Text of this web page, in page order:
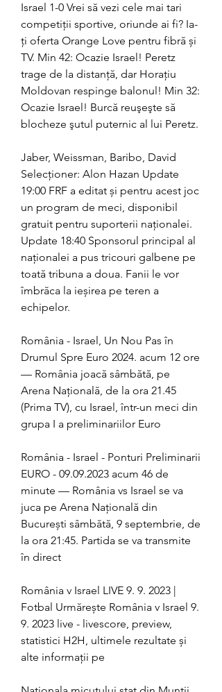
Israel 1-0 Vrei să vezi cele mai tari
competiții sportive, oriunde ai fi? Ia-
ți oferta Orange Love pentru fibră și
TV. Min 42: Ocazie Israel! Peretz
trage de la distanţă, dar Horaţiu
Moldovan respinge balonul! Min 32:
Ocazie Israel! Burcă reuşeşte să
blocheze şutul puternic al lui Peretz.
Jaber, Weissman, Baribo, David
Selecționer: Alon Hazan Update
19:00 FRF a editat și pentru acest joc
un program de meci, disponibil
gratuit pentru suporterii naționalei.
Update 18:40 Sponsorul principal al
naționalei a pus tricouri galbene pe
toată tribuna a doua. Fanii le vor
îmbrăca la ieșirea pe teren a
echipelor.
România - Israel, Un Nou Pas în
Drumul Spre Euro 2024. acum 12 ore
— România joacă sâmbătă, pe
Arena Națională, de la ora 21.45
(Prima TV), cu Israel, într-un meci din
grupa I a preliminariilor Euro
România - Israel - Ponturi Preliminarii
EURO - 09.09.2023 acum 46 de
minute — România vs Israel se va
juca pe Arena Națională din
București sâmbătă, 9 septembrie, de
la ora 21:45. Partida se va transmite
în direct
România v Israel LIVE 9. 9. 2023 |
Fotbal Urmărește România v Israel 9.
9. 2023 live - livescore, preview,
statistici H2H, ultimele rezultate și
alte informații pe